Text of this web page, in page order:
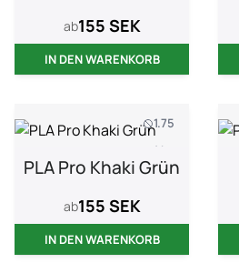
ab155 SEK
IN DEN WARENKORB
1.75
1 kg
PLA Pro Khaki Grün
ab155 SEK
IN DEN WARENKORB